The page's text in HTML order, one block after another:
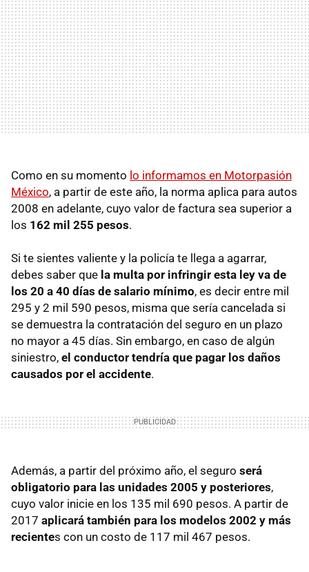
Como en su momento lo informamos en Motorpasión
México, a partir de este año, la norma aplica para autos
2008 en adelante, cuyo valor de factura sea superior a
los 162 mil 255 pesos.
Si te sientes valiente y la policía te llega a agarrar,
debes saber que la multa por infringir esta ley va de
los 20 a 40 días de salario mínimo, es decir entre mil
295 y 2 mil 590 pesos, misma que sería cancelada si
se demuestra la contratación del seguro en un plazo
no mayor a 45 días. Sin embargo, en caso de algún
siniestro, el conductor tendría que pagar los daños
causados por el accidente.
Además, a partir del próximo año, el seguro será
obligatorio para las unidades 2005 y posteriores,
cuyo valor inicie en los 135 mil 690 pesos. A partir de
2017 aplicará también para los modelos 2002 y más
recientes con un costo de 117 mil 467 pesos.